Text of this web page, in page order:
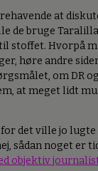
at
de bruge
stoffet. Hvorpå
høre andre sider
om DR
at meget lidt
for det ville jo
sådan noget er
objektiv